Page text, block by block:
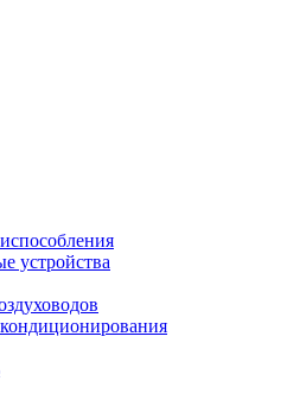
устройства